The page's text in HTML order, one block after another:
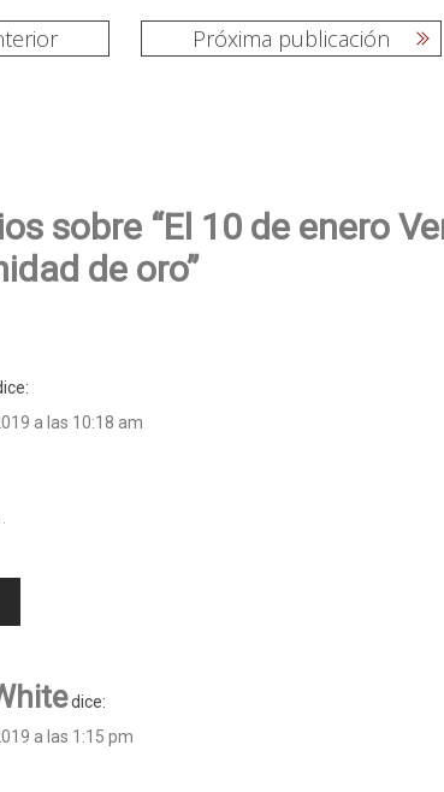
Próxima publicación
sobre “El 10 de enero
de oro”
a las 10:18 am
dice:
a las 1:15 pm